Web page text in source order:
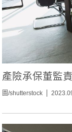
產險承保董監
圖/shutterstock